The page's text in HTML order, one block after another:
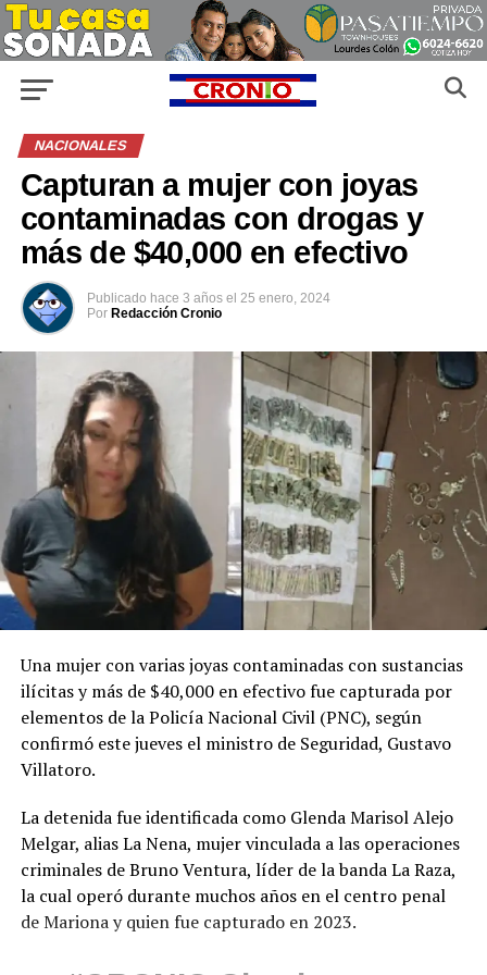
NACIONALES
Capturan a mujer con joyas
contaminadas con drogas y
más de $40,000 en efectivo
Publicado hace 3 años el 25 enero, 2024
Por Redacción Cronio
Una mujer con varias joyas contaminadas con sustancias
ilícitas y más de $40,000 en efectivo fue capturada por
elementos de la Policía Nacional Civil (PNC), según
confirmó este jueves el ministro de Seguridad, Gustavo
Villatoro.
La detenida fue identificada como Glenda Marisol Alejo
Melgar, alias La Nena, mujer vinculada a las operaciones
criminales de Bruno Ventura, líder de la banda La Raza,
la cual operó durante muchos años en el centro penal
de Mariona y quien fue capturado en 2023.